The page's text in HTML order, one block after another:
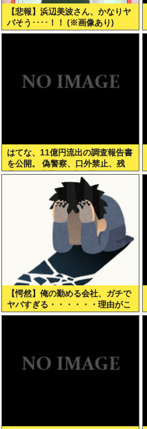
【悲報】浜辺美波さん、かなりヤ
バそう････！！ (※画像あり)
はてな、11億円流出の調査報告書
を公開。 偽警察、口外禁止、残
業・休日出勤200時間越、孤
立…。やばすぎて草はえる
【愕然】俺の勤める会社、ガチで
ヤバすぎる・・・・・・理由がこ
ちら・・・・・・